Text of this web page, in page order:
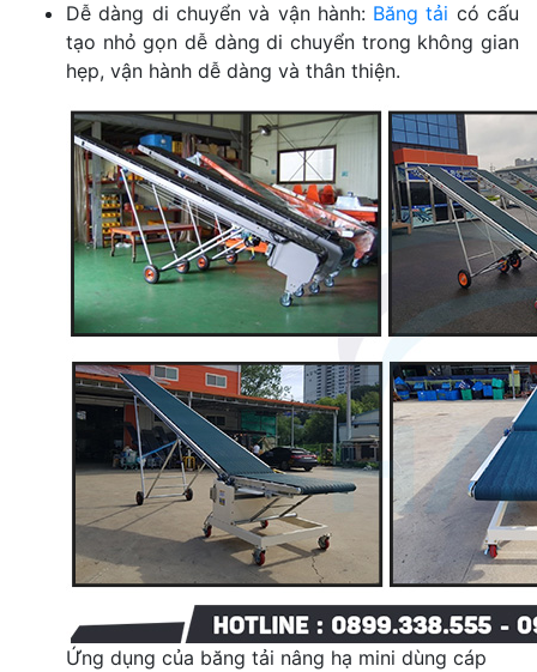
Dễ dàng di chuyển và vận hành: Băng tải có cấu
tạo nhỏ gọn dễ dàng di chuyển trong không gian
hẹp, vận hành dễ dàng và thân thiện.
Ứng dụng của băng tải nâng hạ mini dùng cáp